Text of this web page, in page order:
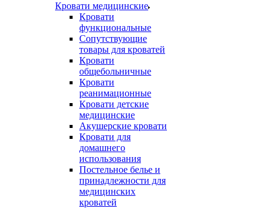
Кровати медицинские
Кровати
функциональные
Сопутствующие
товары для кроватей
Кровати
общебольничные
Кровати
реанимационные
Кровати детские
медицинские
Акушерские кровати
Кровати для
домашнего
использования
Постельное белье и
принадлежности для
медицинских
кроватей